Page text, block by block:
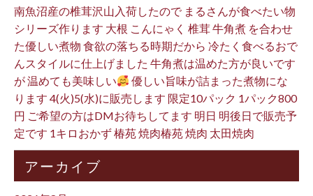
南魚沼産の椎茸沢山入荷したので まるさんが食べたい物
シリーズ作ります 大根 こんにゃく 椎茸 牛角煮 を合わせ
た優しい煮物 食欲の落ちる時期だから 冷たく食べるおで
んスタイルに仕上げました 牛角煮は温めた方が良いです
が 温めても美味しい
優しい旨味が詰まった煮物にな
ります 4(火)5(水)に販売します 限定10パック 1パック800
円 ご希望の方はDMお待ちしてます 明日 明後日で販売予
定です 1キロおかず 椿苑 焼肉椿苑 焼肉 太田焼肉
アーカイブ